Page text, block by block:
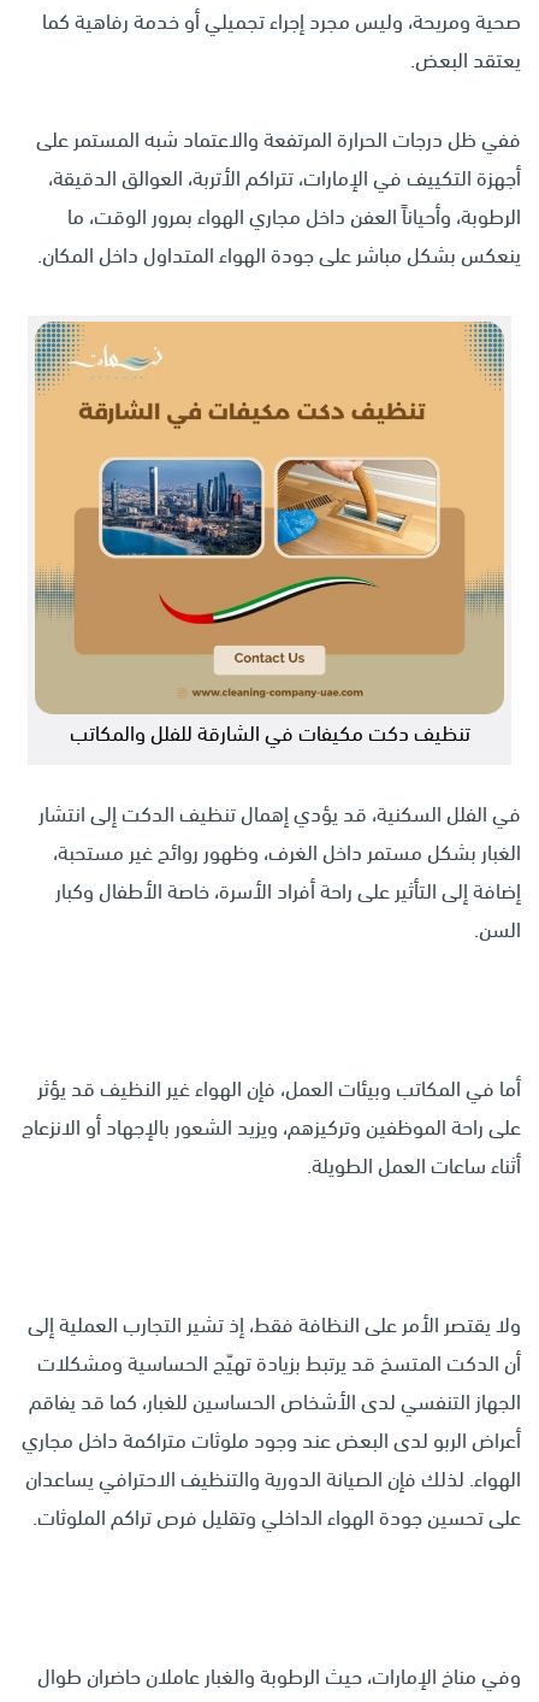
صحية ومريحة، وليس مجرد إجراء تجميلي أو خدمة رفاهية كما
يعتقد البعض.
ففي ظل درجات الحرارة المرتفعة والاعتماد شبه المستمر على
أجهزة التكييف في الإمارات، تتراكم الأتربة، العوالق الدقيقة،
الرطوبة، وأحياناً العفن داخل مجاري الهواء بمرور الوقت، ما
ينعكس بشكل مباشر على جودة الهواء المتداول داخل المكان.
تنظيف دكت مكيفات في الشارقة للفلل والمكاتب
في الفلل السكنية، قد يؤدي إهمال تنظيف الدكت إلى انتشار
الغبار بشكل مستمر داخل الغرف، وظهور روائح غير مستحبة،
إضافة إلى التأثير على راحة أفراد الأسرة، خاصة الأطفال وكبار
السن.
أما في المكاتب وبيئات العمل، فإن الهواء غير النظيف قد يؤثر
على راحة الموظفين وتركيزهم، ويزيد الشعور بالإجهاد أو الانزعاج
أثناء ساعات العمل الطويلة.
ولا يقتصر الأمر على النظافة فقط، إذ تشير التجارب العملية إلى
أن الدكت المتسخ قد يرتبط بزيادة تهيّج الحساسية ومشكلات
الجهاز التنفسي لدى الأشخاص الحساسين للغبار، كما قد يفاقم
أعراض الربو لدى البعض عند وجود ملوثات متراكمة داخل مجاري
الهواء. لذلك فإن الصيانة الدورية والتنظيف الاحترافي يساعدان
على تحسين جودة الهواء الداخلي وتقليل فرص تراكم الملوثات.
وفي مناخ الإمارات، حيث الرطوبة والغبار عاملان حاضران طوال